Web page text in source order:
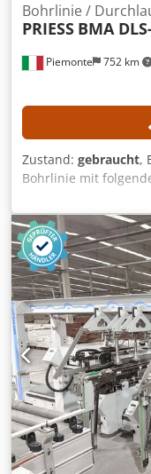
Piemonte 752 km
Bohrlinie /
PRIESS BMA
Zustand: gebraucht,
Bohrlinie mit
(Vertikales
DTW-CNC PRIESS
PRIESS Fördersystem
Lagersystem Max.
Plattenlänge: 1.500
Bearbeitungsart:
mm Arbeitsbereich
Plattendurchlass: 26
Gesamtanzahl
Oben Vertikale
Oben Vertikale
Unten Vertikale
Unten Vertikale
Bearbeitungsart: